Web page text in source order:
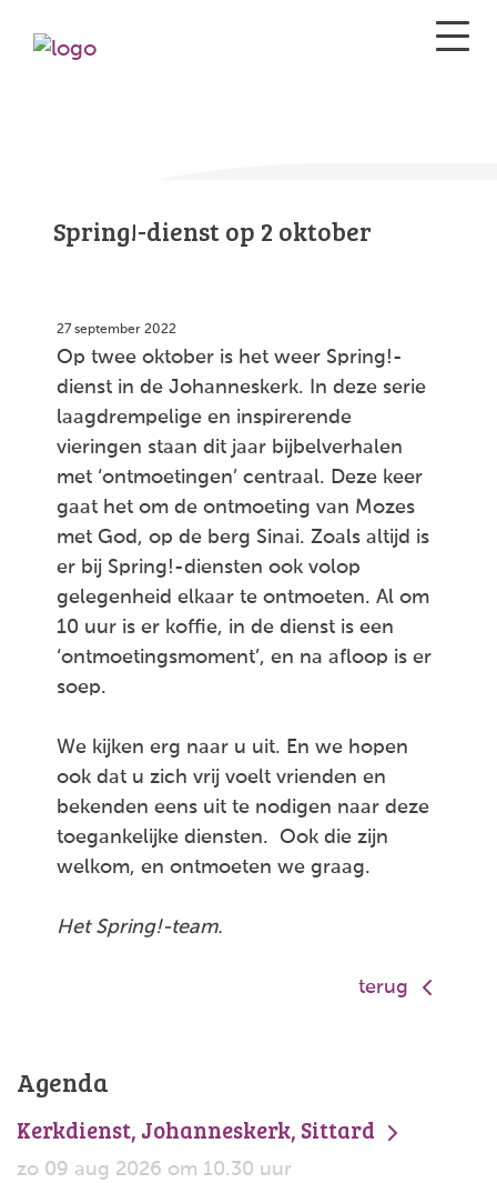
Spring!-dienst op 2 oktober
27 september 2022
Op twee oktober is het weer Spring!-
dienst in de Johanneskerk. In deze serie
laagdrempelige en inspirerende
vieringen staan dit jaar bijbelverhalen
met ‘ontmoetingen’ centraal. Deze keer
gaat het om de ontmoeting van Mozes
met God, op de berg Sinai. Zoals altijd is
er bij Spring!-diensten ook volop
gelegenheid elkaar te ontmoeten. Al om
10 uur is er koffie, in de dienst is een
‘ontmoetingsmoment’, en na afloop is er
soep.
We kijken erg naar u uit. En we hopen
ook dat u zich vrij voelt vrienden en
bekenden eens uit te nodigen naar deze
toegankelijke diensten. Ook die zijn
welkom, en ontmoeten we graag.
Het Spring!-team.
terug
Agenda
Kerkdienst, Johanneskerk, Sittard
zo 09 aug 2026 om 10.30 uur